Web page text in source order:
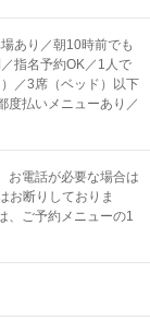
あり／朝10時前でも
指名予約OK／1人で
／3席（ベッド）以下
度払いメニューあり／
お電話が必要な場合は
お断りしておりま
、ご予約メニューの1